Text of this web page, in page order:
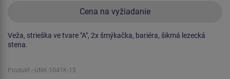
Cena na vyžiadanie
Veža, strieška ve tvare "A", 2x šmýkačka, bariéra, šikmá lezecká
stena.
Produkt - UNK-1041K-15